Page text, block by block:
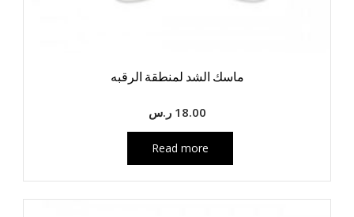
ماسك الشد لمنطقة الرقبه
18.00 ر.س
Read more